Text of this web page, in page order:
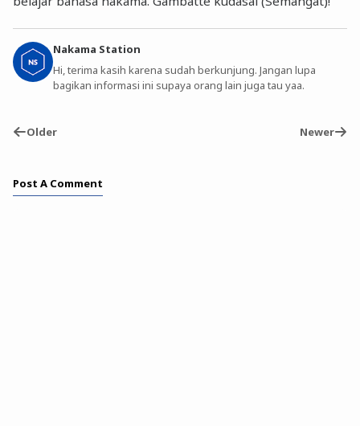
Nakama Station
Hi, terima kasih karena sudah berkunjung. Jangan lupa
bagikan informasi ini supaya orang lain juga tau yaa.
Older Newer
Post A Comment